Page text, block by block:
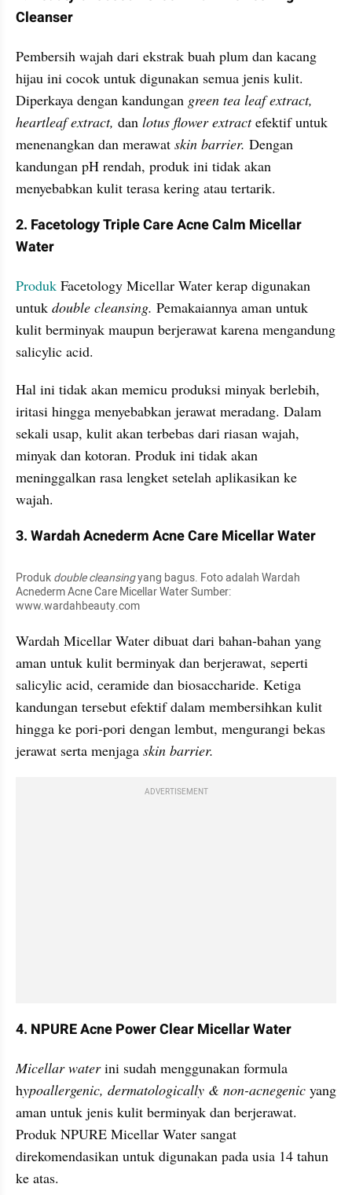
Cleanser
Pembersih wajah dari ekstrak buah plum dan kacang
hijau ini cocok untuk digunakan semua jenis kulit.
Diperkaya dengan kandungan green tea leaf extract,
heartleaf extract, dan lotus flower extract efektif untuk
menenangkan dan merawat skin barrier. Dengan
kandungan pH rendah, produk ini tidak akan
menyebabkan kulit terasa kering atau tertarik.
2. Facetology Triple Care Acne Calm Micellar
Water
Produk Facetology Micellar Water kerap digunakan
untuk double cleansing. Pemakaiannya aman untuk
kulit berminyak maupun berjerawat karena mengandung
salicylic acid.
Hal ini tidak akan memicu produksi minyak berlebih,
iritasi hingga menyebabkan jerawat meradang. Dalam
sekali usap, kulit akan terbebas dari riasan wajah,
minyak dan kotoran. Produk ini tidak akan
meninggalkan rasa lengket setelah aplikasikan ke
wajah.
3. Wardah Acnederm Acne Care Micellar Water
Produk double cleansing yang bagus. Foto adalah Wardah
Acnederm Acne Care Micellar Water Sumber:
www.wardahbeauty.com
Wardah Micellar Water dibuat dari bahan-bahan yang
aman untuk kulit berminyak dan berjerawat, seperti
salicylic acid, ceramide dan biosaccharide. Ketiga
kandungan tersebut efektif dalam membersihkan kulit
hingga ke pori-pori dengan lembut, mengurangi bekas
jerawat serta menjaga skin barrier.
ADVERTISEMENT
4. NPURE Acne Power Clear Micellar Water
Micellar water ini sudah menggunakan formula
hypoallergenic, dermatologically & non-acnegenic yang
aman untuk jenis kulit berminyak dan berjerawat.
Produk NPURE Micellar Water sangat
direkomendasikan untuk digunakan pada usia 14 tahun
ke atas.